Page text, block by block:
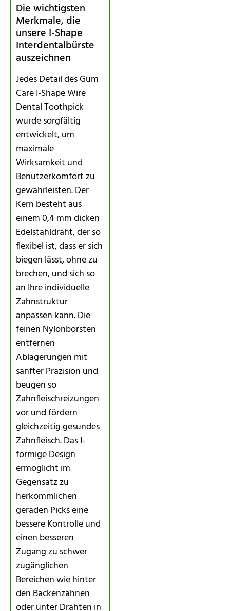
Die wichtigsten
Merkmale, die
unsere I-Shape
Interdentalbürste
auszeichnen
Jedes Detail des Gum
Care I-Shape Wire
Dental Toothpick
wurde sorgfältig
entwickelt, um
maximale
Wirksamkeit und
Benutzerkomfort zu
gewährleisten. Der
Kern besteht aus
einem 0,4 mm dicken
Edelstahldraht, der so
flexibel ist, dass er sich
biegen lässt, ohne zu
brechen, und sich so
an Ihre individuelle
Zahnstruktur
anpassen kann. Die
feinen Nylonborsten
entfernen
Ablagerungen mit
sanfter Präzision und
beugen so
Zahnfleischreizungen
vor und fördern
gleichzeitig gesundes
Zahnfleisch. Das I-
förmige Design
ermöglicht im
Gegensatz zu
herkömmlichen
geraden Picks eine
bessere Kontrolle und
einen besseren
Zugang zu schwer
zugänglichen
Bereichen wie hinter
den Backenzähnen
oder unter Drähten in